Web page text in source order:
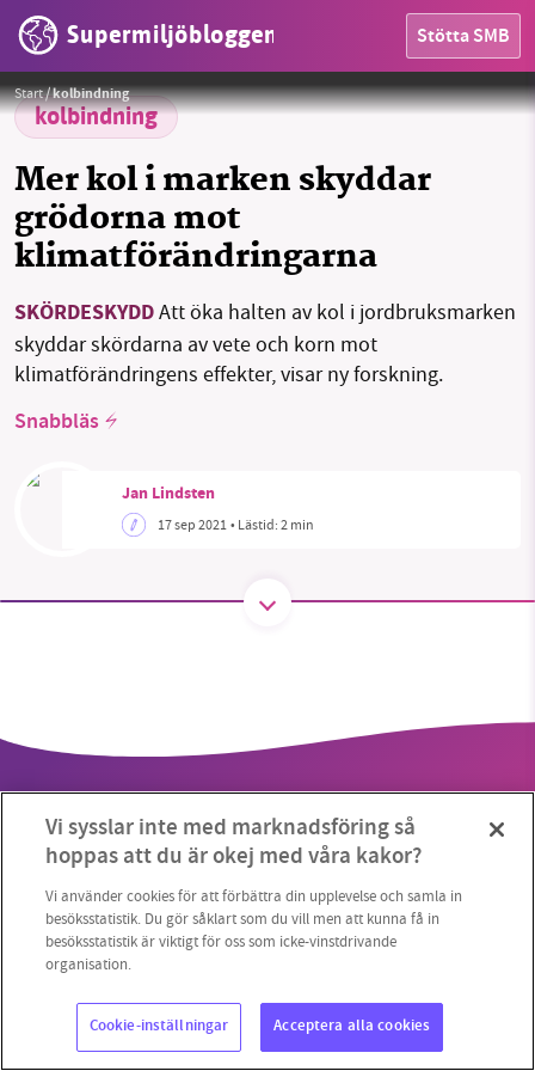
Supermiljöbloggen Stötta SMB
OMRÅDEN
MILJÖFAKTA
OM OSS
Sök Sparade inlägg Tipsa oss
Facebook Instagram BlueSky
Start/kolbindning
kolbindning
Mer kol i marken skyddar
grödorna mot
klimatförändringarna
SKÖRDESKYDDAtt öka halten av kol i jordbruksmarken
skyddar skördarna av vete och korn mot
klimatförändringens effekter, visar ny forskning.
Snabbläs
Jan Lindsten
17 sep 2021• Lästid:2 min
Foto:Pixabay
Copyright 2023 © Supermiljöbloggen Cookieinställningar
nyhetsbevakning och granskningar. Nu vill vi
utveckla vårt arbete – och vi hoppas att du
vill hjälpa oss.
Stötta vårt arbete genom att swisha en slant till
1231368703
Läs vad vi vill göra
Vi sysslar inte med marknadsföring så
hoppas att du är okej med våra kakor?
Vi använder cookies för att förbättra din upplevelse och samla in
besöksstatistik. Du gör såklart som du vill men att kunna få in
besöksstatistik är viktigt för oss som icke-vinstdrivande
organisation.
Cookie-inställningar Acceptera alla cookies